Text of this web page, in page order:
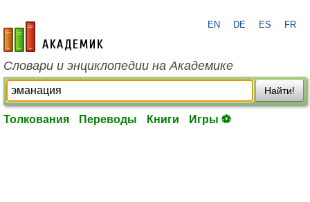
academic.ru
EN DE ES FR
Словари и энциклопедии на Академике
Найти!
Толкования Переводы Книги Игры ⚽